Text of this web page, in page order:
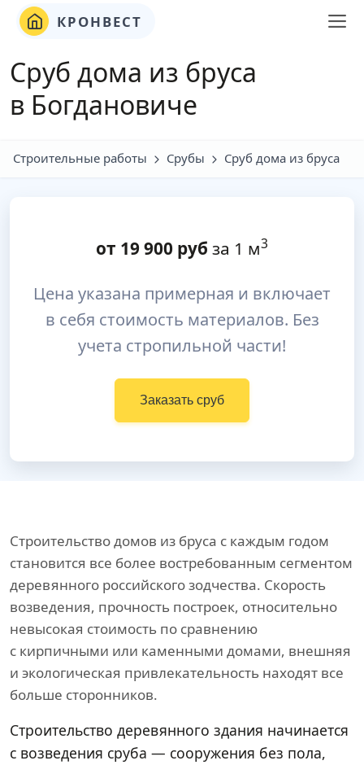
КРОНВЕСТ
Сруб дома из бруса
в Богдановиче
Строительные работы Срубы Сруб дома из бруса
от 19 900 руб за 1 м3
Цена указана примерная и включает
в себя стоимость материалов. Без
учета стропильной части!
Заказать сруб
Строительство домов из бруса с каждым годом
становится все более востребованным сегментом
деревянного российского зодчества. Скорость
возведения, прочность построек, относительно
невысокая стоимость по сравнению
с кирпичными или каменными домами, внешняя
и экологическая привлекательность находят все
больше сторонников.
Строительство деревянного здания начинается
с возведения сруба — сооружения без пола,